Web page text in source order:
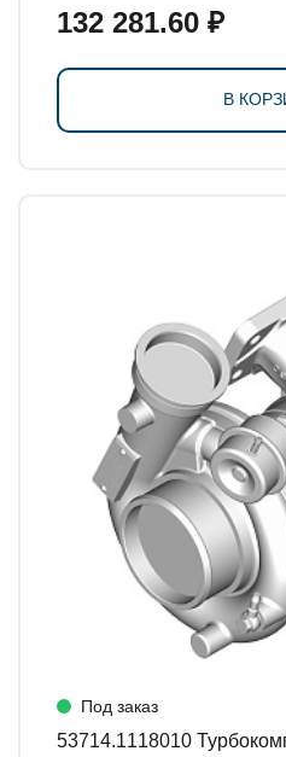
132 281.60 ₽
В
Под заказ
53714.1118010